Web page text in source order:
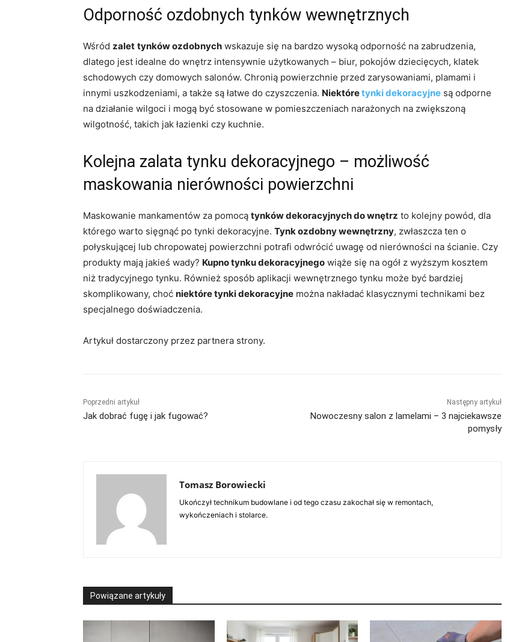
Odporność ozdobnych tynków wewnętrznych
Wśród zalet tynków ozdobnych wskazuje się na bardzo wysoką odporność na zabrudzenia,
dlatego jest idealne do wnętrz intensywnie użytkowanych – biur, pokojów dziecięcych, klatek
schodowych czy domowych salonów. Chronią powierzchnie przed zarysowaniami, plamami i
innymi uszkodzeniami, a także są łatwe do czyszczenia. Niektóretynki dekoracyjne są odporne
na działanie wilgoci i mogą być stosowane w pomieszczeniach narażonych na zwiększoną
wilgotność, takich jak łazienki czy kuchnie.
Kolejna zalata tynku dekoracyjnego – możliwość
maskowania nierówności powierzchni
Maskowanie mankamentów za pomocą tynków dekoracyjnych do wnętrz to kolejny powód, dla
którego warto sięgnąć po tynki dekoracyjne. Tynk ozdobny wewnętrzny, zwłaszcza ten o
połyskującej lub chropowatej powierzchni potrafi odwrócić uwagę od nierówności na ścianie. Czy
produkty mają jakieś wady? Kupno tynku dekoracyjnego wiąże się na ogół z wyższym kosztem
niż tradycyjnego tynku. Również sposób aplikacji wewnętrznego tynku może być bardziej
skomplikowany, choć niektóre tynki dekoracyjne można nakładać klasycznymi technikami bez
specjalnego doświadczenia.
Artykuł dostarczony przez partnera strony.
Poprzedni artykuł
Jak dobrać fugę i jak fugować?
Następny artykuł
Nowoczesny salon z lamelami – 3 najciekawsze
pomysły
Tomasz Borowiecki
Ukończył technikum budowlane i od tego czasu zakochał się w remontach,
wykończeniach i stolarce.
Powiązane artykuły